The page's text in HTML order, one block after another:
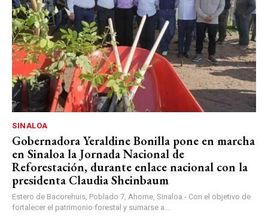
SINALOA
Gobernadora Yeraldine Bonilla pone en marcha
en Sinaloa la Jornada Nacional de
Reforestación, durante enlace nacional con la
presidenta Claudia Sheinbaum
Estero de Bacorehuis, Poblado 7, Ahome, Sinaloa.- Con el objetivo de
fortalecer el patrimonio forestal y sumarse a...